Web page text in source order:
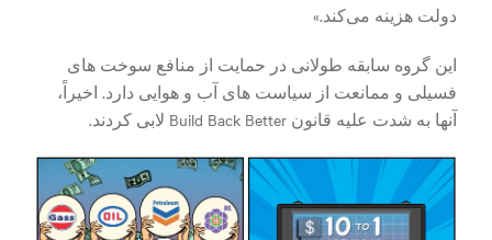
دولت هزینه می‌کند.»
این گروه سابقه طولانی در حمایت از منافع سوخت های
فسیلی و ممانعت از سیاست های آب و هوایی دارد. اخیراً،
آنها به شدت علیه قانون Build Back Better لابی کردند.